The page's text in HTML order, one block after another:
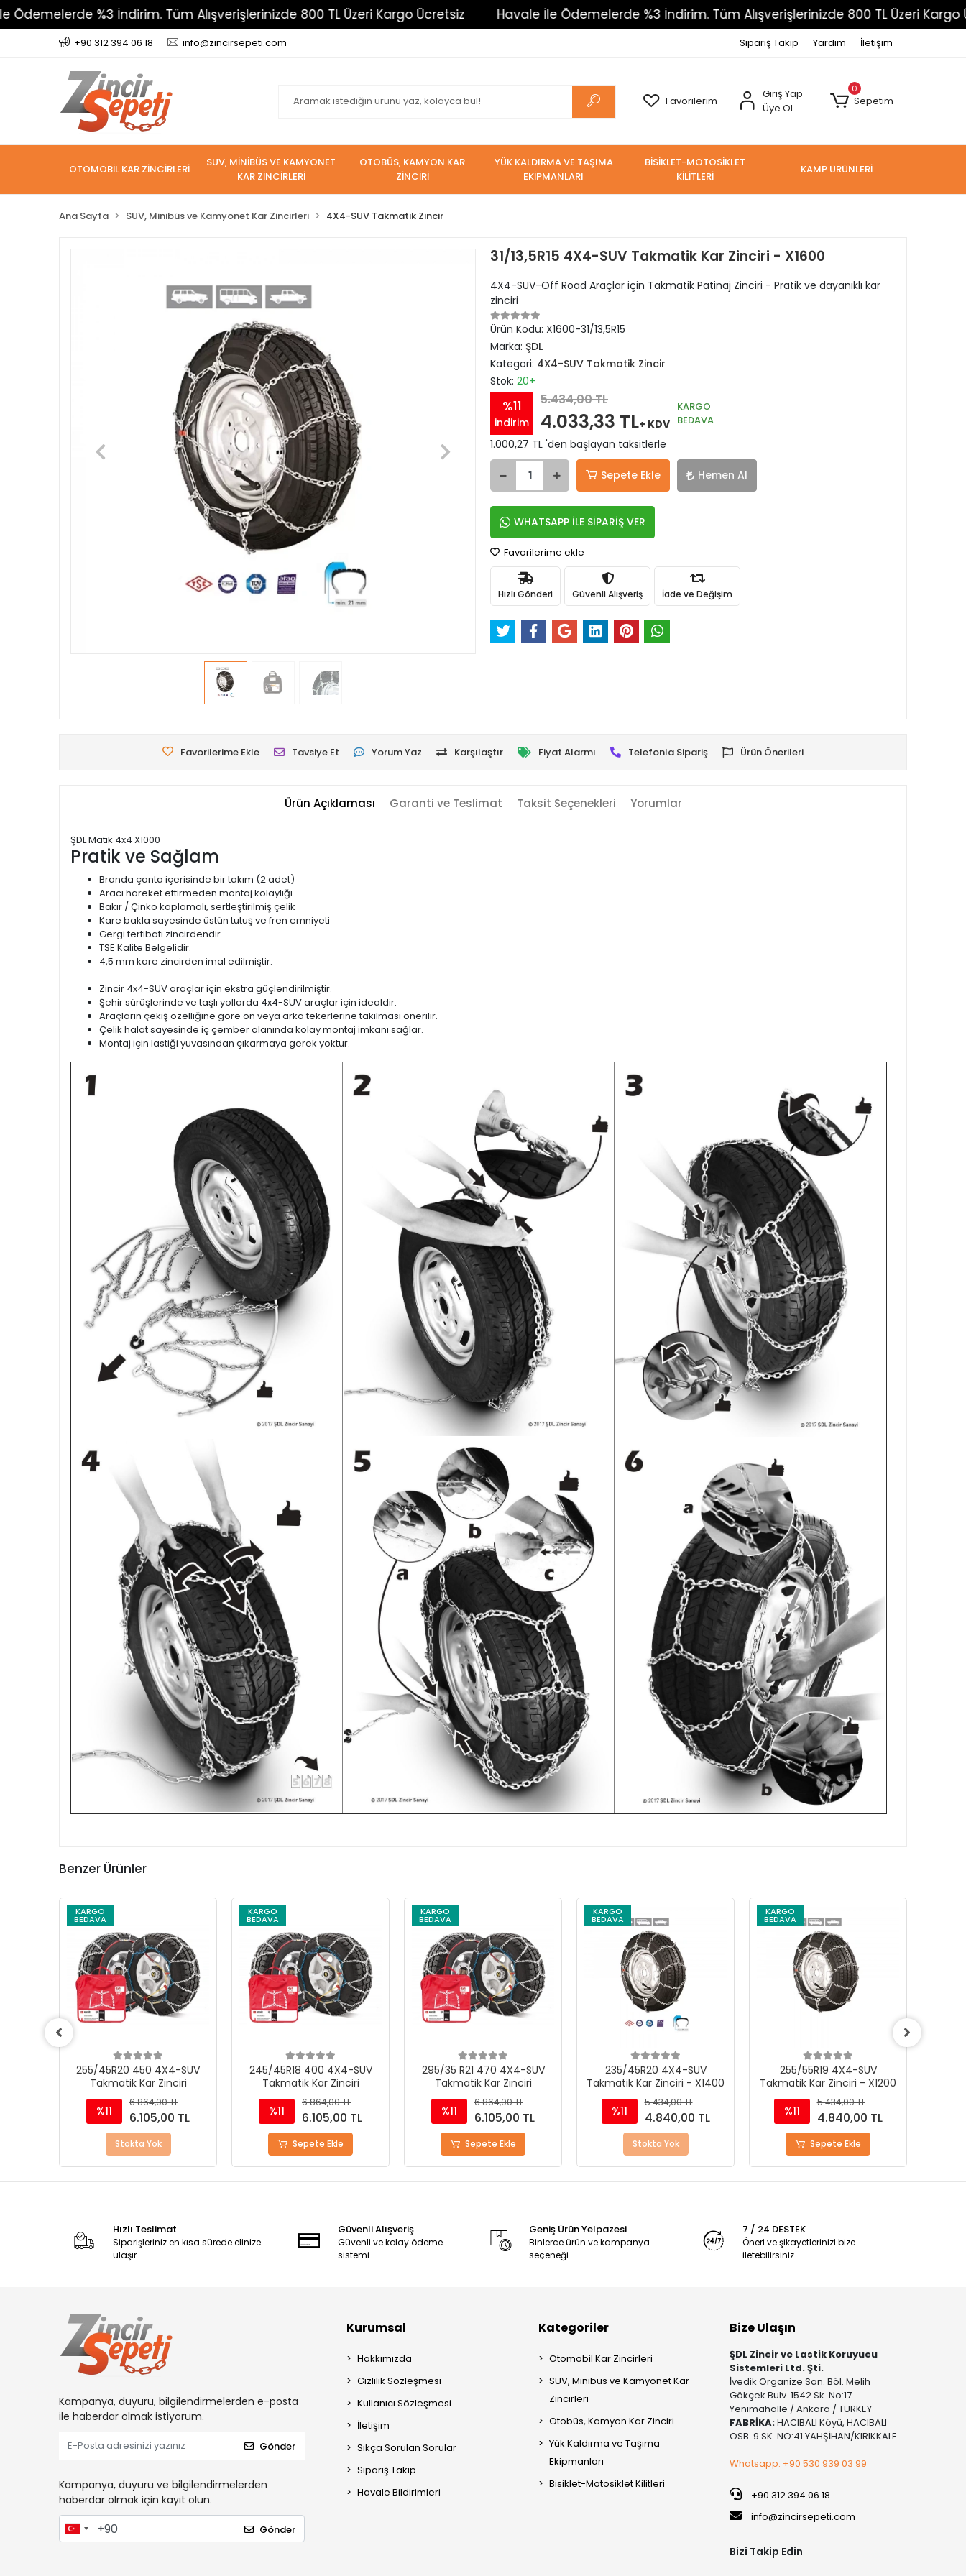
%3 İndirim. Tüm Alışverişlerinizde 800 TL Üzeri Kargo Ücretsiz Havale İle Ödemelerde %3 İndirim. Tüm Alışverişlerinizde 800 TL Üzeri Kargo Ücretsiz
+90 312 394 06 18 info@zincirsepeti.com Sipariş Takip Yardım İletişim
Favorilerim
Giriş Yap
Üye Ol
0
Sepetim
OTOMOBİL KAR ZİNCİRLERİ
SUV, MİNİBÜS VE KAMYONET
KAR ZİNCİRLERİ
OTOBÜS, KAMYON KAR
ZİNCİRİ
YÜK KALDIRMA VE TAŞIMA
EKİPMANLARI
BİSİKLET-MOTOSİKLET
KİLİTLERİ
KAMP ÜRÜNLERİ
Ana Sayfa SUV, Minibüs ve Kamyonet Kar Zincirleri 4X4-SUV Takmatik Zincir
31/13,5R15 4X4-SUV Takmatik Kar Zinciri - X1600
4X4-SUV-Off Road Araçlar için Takmatik Patinaj Zinciri - Pratik ve dayanıklı kar
zinciri
Ürün Kodu: X1600-31/13,5R15
Marka: ŞDL
Kategori: 4X4-SUV Takmatik Zincir
Stok: 20+
%11
indirim
5.434,00 TL
4.033,33 TL+ KDV
KARGO
BEDAVA
1.000,27 TL 'den başlayan taksitlerle
Sepete Ekle Hemen Al
WHATSAPP İLE SİPARİŞ VER
Favorilerime ekle
Hızlı Gönderi Güvenli Alışveriş İade ve Değişim
Favorilerime Ekle Tavsiye Et Yorum Yaz Karşılaştır Fiyat Alarmı Telefonla Sipariş Ürün Önerileri
Ürün Açıklaması Garanti ve Teslimat Taksit Seçenekleri Yorumlar
ŞDL Matik 4x4 X1000
Pratik ve Sağlam
Branda çanta içerisinde bir takım (2 adet)
Aracı hareket ettirmeden montaj kolaylığı
Bakır / Çinko kaplamalı, sertleştirilmiş çelik
Kare bakla sayesinde üstün tutuş ve fren emniyeti
Gergi tertibatı zincirdendir.
TSE Kalite Belgelidir.
4,5 mm kare zincirden imal edilmiştir.
Zincir 4x4-SUV araçlar için ekstra güçlendirilmiştir.
Şehir sürüşlerinde ve taşlı yollarda 4x4-SUV araçlar için idealdir.
Araçların çekiş özelliğine göre ön veya arka tekerlerine takılması önerilir.
Çelik halat sayesinde iç çember alanında kolay montaj imkanı sağlar.
Montaj için lastiği yuvasından çıkarmaya gerek yoktur.
Benzer Ürünler
KARGO
BEDAVA
255/45R20 450 4X4-SUV
Takmatik Kar Zinciri
%11
6.864,00 TL
6.105,00 TL
Stokta Yok
KARGO
BEDAVA
245/45R18 400 4X4-SUV
Takmatik Kar Zinciri
%11
6.864,00 TL
6.105,00 TL
Sepete Ekle
KARGO
BEDAVA
295/35 R21 470 4X4-SUV
Takmatik Kar Zinciri
%11
6.864,00 TL
6.105,00 TL
Sepete Ekle
KARGO
BEDAVA
235/45R20 4X4-SUV
Takmatik Kar Zinciri - X1400
%11
5.434,00 TL
4.840,00 TL
Stokta Yok
KARGO
BEDAVA
255/55R19 4X4-SUV
Takmatik Kar Zinciri - X1200
%11
5.434,00 TL
4.840,00 TL
Sepete Ekle
Hızlı Teslimat
Siparişleriniz en kısa sürede elinize
ulaşır.
Güvenli Alışveriş
Güvenli ve kolay ödeme
sistemi
Geniş Ürün Yelpazesi
Binlerce ürün ve kampanya
seçeneği
7 / 24 DESTEK
Öneri ve şikayetlerinizi bize
iletebilirsiniz.
Kampanya, duyuru, bilgilendirmelerden e-posta
ile haberdar olmak istiyorum.
Gönder
Kampanya, duyuru ve bilgilendirmelerden
haberdar olmak için kayıt olun.
Gönder
Kurumsal
Hakkımızda
Gizlilik Sözleşmesi
Kullanıcı Sözleşmesi
İletişim
Sıkça Sorulan Sorular
Sipariş Takip
Havale Bildirimleri
Kategoriler
Otomobil Kar Zincirleri
SUV, Minibüs ve Kamyonet Kar
Zincirleri
Otobüs, Kamyon Kar Zinciri
Yük Kaldırma ve Taşıma
Ekipmanları
Bisiklet-Motosiklet Kilitleri
Bize Ulaşın
ŞDL Zincir ve Lastik Koruyucu
Sistemleri Ltd. Şti.
İvedik Organize San. Böl. Melih
Gökçek Bulv. 1542 Sk. No:17
Yenimahalle / Ankara / TURKEY
FABRİKA:HACIBALI Köyü, HACIBALI
OSB. 9 SK. NO:41 YAHŞİHAN/KIRIKKALE
Whatsapp: +90 530 939 03 99
+90 312 394 06 18
info@zincirsepeti.com
Bizi Takip Edin